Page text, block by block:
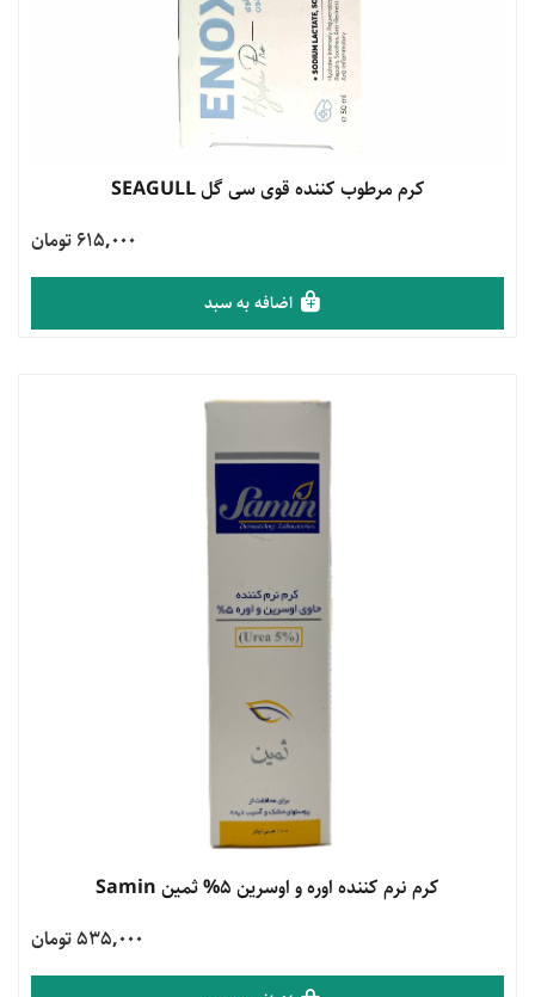
مشاهده محصولکرم مرطوب کننده قوی سی گل SEAGULL
615,000 تومان
اضافه به سبد
مشاهده محصول
کرم نرم کننده اوره و اوسرین 5% ثمین Samin
535,000 تومان